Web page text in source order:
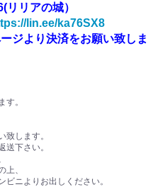
リアの城）
lin.ee/ka76SX8
ジより決済をお願い致しま
す。
致します。
送下さい。
上、
ニよりお出しください。